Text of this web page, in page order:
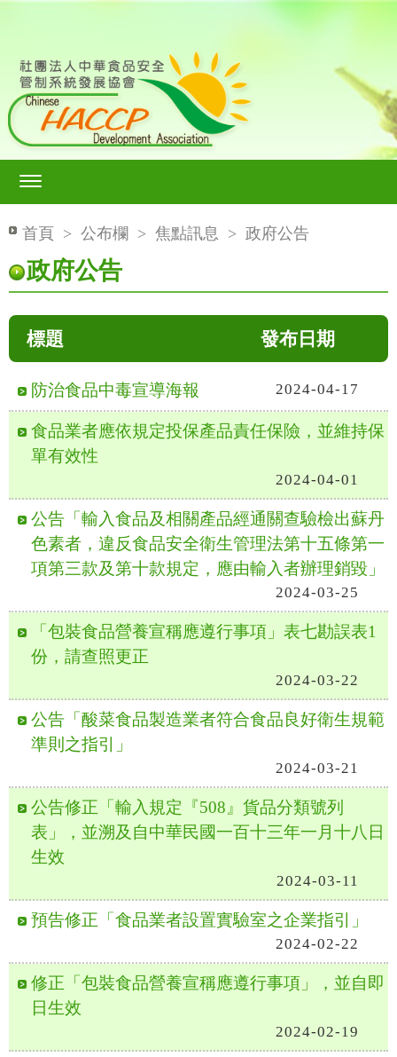
首頁 > 公布欄 > 焦點訊息 > 政府公告
政府公告
標題 發布日期
防治食品中毒宣導海報 2024-04-17
食品業者應依規定投保產品責任保險，並維持保
單有效性
2024-04-01
公告「輸入食品及相關產品經通關查驗檢出蘇丹
色素者，違反食品安全衛生管理法第十五條第一
項第三款及第十款規定，應由輸入者辦理銷毀」
2024-03-25
「包裝食品營養宣稱應遵行事項」表七勘誤表1
份，請查照更正
2024-03-22
公告「酸菜食品製造業者符合食品良好衛生規範
準則之指引」
2024-03-21
公告修正「輸入規定『508』貨品分類號列
表」，並溯及自中華民國一百十三年一月十八日
生效
2024-03-11
預告修正「食品業者設置實驗室之企業指引」
2024-02-22
修正「包裝食品營養宣稱應遵行事項」，並自即
日生效
2024-02-19